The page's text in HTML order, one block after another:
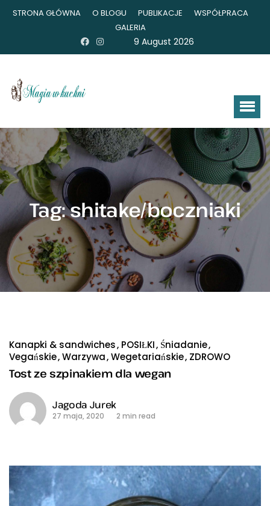
STRONA GŁÓWNA O BLOGU PUBLIKACJE
WSPÓŁPRACA
GALERIA
9 August 2026
Tag:shitake/boczniaki
Kanapki & sandwiches POSIŁKI Śniadanie
Vegańskie Warzywa Wegetariańskie ZDROWO
Tost ze szpinakiem dla wegan
Jagoda Jurek
27 maja, 2020 2 min read